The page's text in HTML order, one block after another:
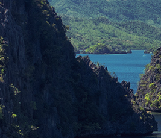
Bars
Headings
Columns
Custom Font
Dropcaps
Bars
Columns
Custom Font
Dropcaps
Highlights
Icon With Text